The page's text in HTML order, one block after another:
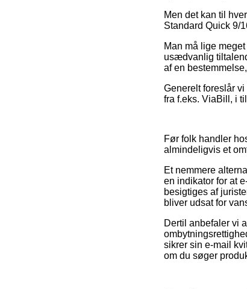
Men det kan til
Standard Quick 9/
Man må lige
usædvanlig
af en
Generelt foreslår
fra f.eks. ViaBill, i
Før folk handler
almindeligvis et
Et nemmere
en indikator for at
besigtiges af
bliver udsat for
Dertil anbefaler vi
sikrer sin e-mail
om du søger